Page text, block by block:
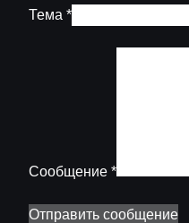
Тема *
Сообщение *
Отправить сообщение